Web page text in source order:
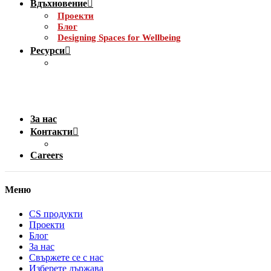
Вдъхновение
Проекти
Блог
Designing Spaces for Wellbeing
Ресурси
За нас
Контакти
Careers
Меню
CS продукти
Проекти
Блог
За нас
Свържете се с нас
Изберете държава